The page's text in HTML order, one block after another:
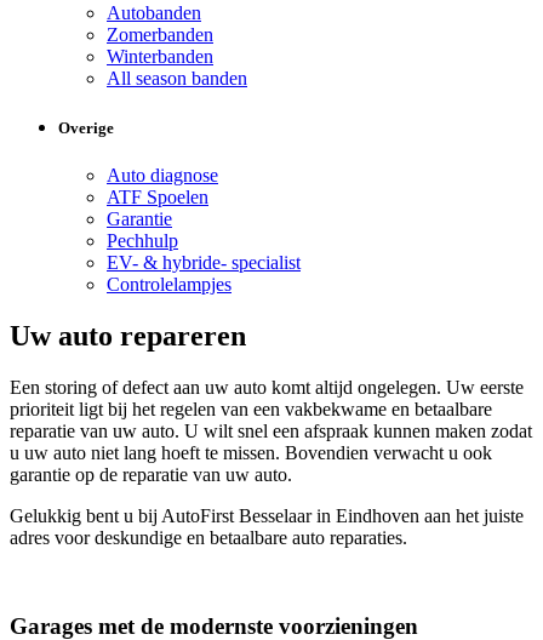
Autobanden
Zomerbanden
Winterbanden
All season banden
Overige
Auto diagnose
ATF Spoelen
Garantie
Pechhulp
EV- & hybride- specialist
Controlelampjes
Uw auto repareren
Een storing of defect aan uw auto komt altijd ongelegen. Uw eerste
prioriteit ligt bij het regelen van een vakbekwame en betaalbare
reparatie van uw auto. U wilt snel een afspraak kunnen maken zodat
u uw auto niet lang hoeft te missen. Bovendien verwacht u ook
garantie op de reparatie van uw auto.
Gelukkig bent u bij AutoFirst Besselaar in Eindhoven aan het juiste
adres voor deskundige en betaalbare auto reparaties.
Garages met de modernste voorzieningen